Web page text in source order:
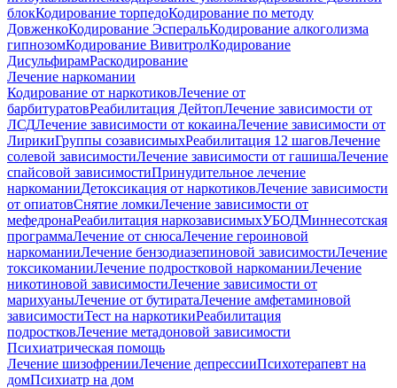
блокКодирование торпедоКодирование по методу
ДовженкоКодирование ЭсперальКодирование алкоголизма
гипнозомКодирование ВивитролКодирование
ДисульфирамРаскодирование
Лечение наркомании
Кодирование от наркотиковЛечение от
барбитуратовРеабилитация ДейтопЛечение зависимости от
ЛСДЛечение зависимости от кокаинаЛечение зависимости от
ЛирикиГруппы созависимыхРеабилитация 12 шаговЛечение
солевой зависимостиЛечение зависимости от гашишаЛечение
спайсовой зависимостиПринудительное лечение
наркоманииДетоксикация от наркотиковЛечение зависимости
от опиатовСнятие ломкиЛечение зависимости от
мефедронаРеабилитация наркозависимыхУБОДМиннесотская
программаЛечение от снюсаЛечение героиновой
наркоманииЛечение бензодиазепиновой зависимостиЛечение
токсикоманииЛечение подростковой наркоманииЛечение
никотиновой зависимостиЛечение зависимости от
марихуаныЛечение от бутиратаЛечение амфетаминовой
зависимостиТест на наркотикиРеабилитация
подростковЛечение метадоновой зависимости
Психиатрическая помощь
Лечение шизофренииЛечение депрессииПсихотерапевт на
домПсихиатр на дом